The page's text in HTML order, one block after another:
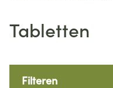
Tabletten
Filteren